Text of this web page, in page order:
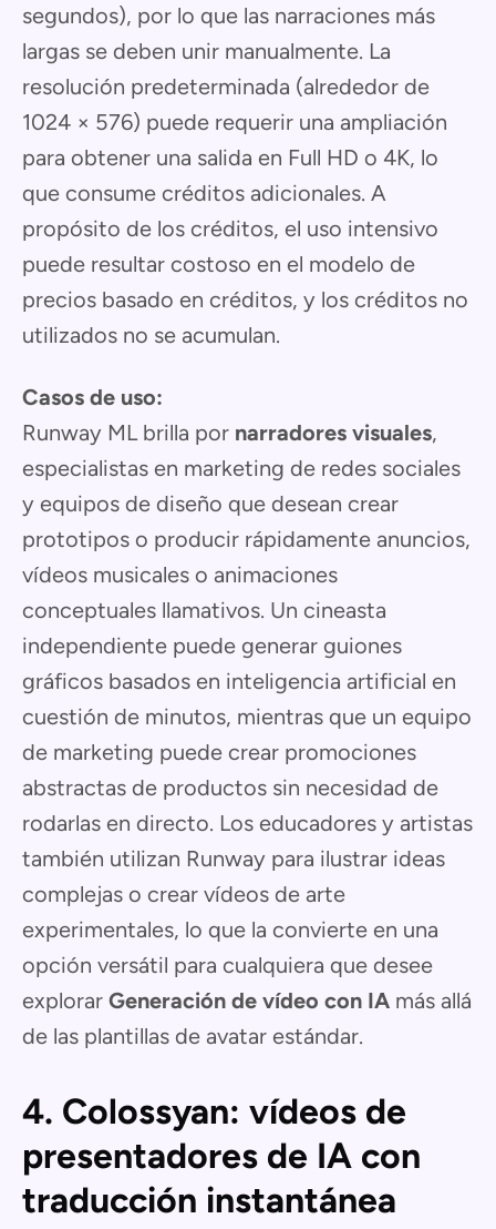
segundos), por lo que las narraciones más
largas se deben unir manualmente. La
resolución predeterminada (alrededor de
1024 × 576) puede requerir una ampliación
para obtener una salida en Full HD o 4K, lo
que consume créditos adicionales. A
propósito de los créditos, el uso intensivo
puede resultar costoso en el modelo de
precios basado en créditos, y los créditos no
utilizados no se acumulan.
Casos de uso:
Runway ML brilla por narradores visuales,
especialistas en marketing de redes sociales
y equipos de diseño que desean crear
prototipos o producir rápidamente anuncios,
vídeos musicales o animaciones
conceptuales llamativos. Un cineasta
independiente puede generar guiones
gráficos basados en inteligencia artificial en
cuestión de minutos, mientras que un equipo
de marketing puede crear promociones
abstractas de productos sin necesidad de
rodarlas en directo. Los educadores y artistas
también utilizan Runway para ilustrar ideas
complejas o crear vídeos de arte
experimentales, lo que la convierte en una
opción versátil para cualquiera que desee
explorar Generación de vídeo con IA más allá
de las plantillas de avatar estándar.
4. Colossyan: vídeos de
presentadores de IA con
traducción instantánea